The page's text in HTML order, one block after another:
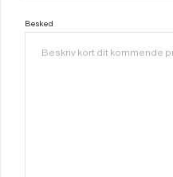
Besked